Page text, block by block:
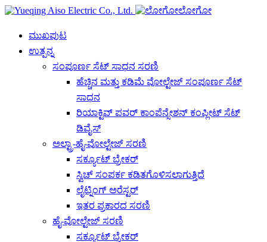
ಲೋಗೋ
ಮುಖಪುಟ
ಉತ್ಪನ್ನ
ಸಂಪೂರ್ಣ ಸೆಟ್ ಸಾಧನ ಸರಣಿ
ಹೆಚ್ಚಿನ ಮತ್ತು ಕಡಿಮೆ ವೋಲ್ಟೇಜ್ ಸಂಪೂರ್ಣ ಸೆಟ್
ಸಾಧನ
ರಿಯಾಕ್ಟಿವ್ ಪವರ್ ಕಾಂಪೆನ್ಸೇಶನ್ ಕಂಪ್ಲೀಟ್ ಸೆಟ್
ಡಿವೈಸ್
ಅಲ್ಟ್ರಾ-ಹೈ-ವೋಲ್ಟೇಜ್ ಸರಣಿ
ಸರ್ಕ್ಯೂಟ್ ಬ್ರೇಕರ್
ಸ್ವಿಚ್ ಸಂಪರ್ಕ ಕಡಿತಗೊಳಿಸಲಾಗುತ್ತಿದೆ
ಲೈಟ್ನಿಂಗ್ ಅರೆಸ್ಟರ್
ಇತರ ಪ್ರಕಾರದ ಸರಣಿ
ಹೈ-ವೋಲ್ಟೇಜ್ ಸರಣಿ
ಸರ್ಕ್ಯೂಟ್ ಬ್ರೇಕರ್